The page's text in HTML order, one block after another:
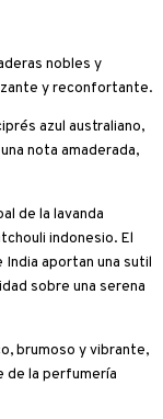
nobles y
y reconfortante.
azul australiano,
nota amaderada,
de la lavanda
indonesio. El
aportan una sutil
sobre una serena
brumoso y vibrante,
de la perfumería